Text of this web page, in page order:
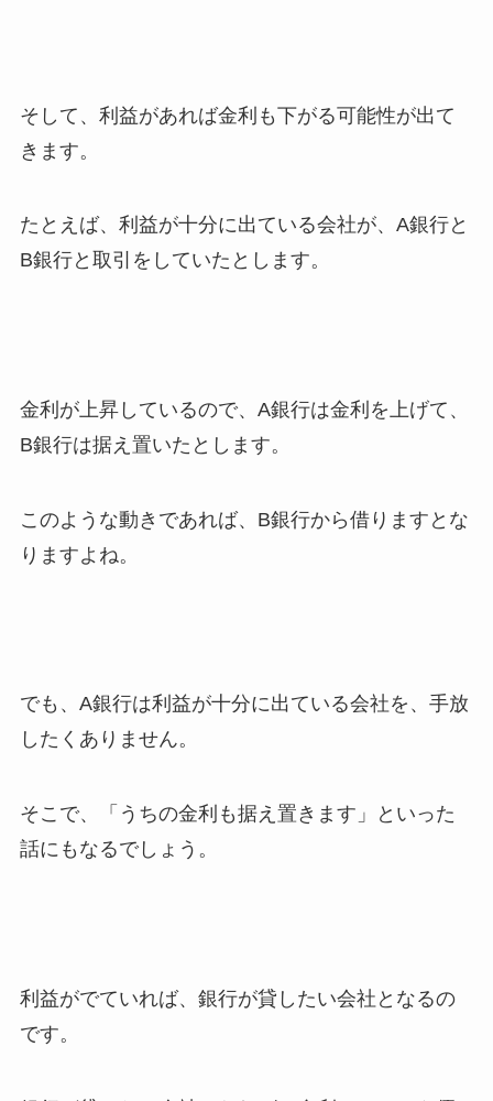
そして、利益があれば金利も下がる可能性が出て
きます。
たとえば、利益が十分に出ている会社が、A銀行と
B銀行と取引をしていたとします。
金利が上昇しているので、A銀行は金利を上げて、
B銀行は据え置いたとします。
このような動きであれば、B銀行から借りますとな
りますよね。
でも、A銀行は利益が十分に出ている会社を、手放
したくありません。
そこで、「うちの金利も据え置きます」といった
話にもなるでしょう。
利益がでていれば、銀行が貸したい会社となるの
です。